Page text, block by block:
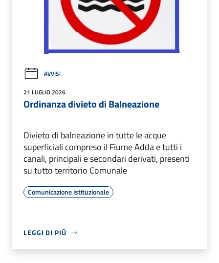
AVVISI
21 LUGLIO 2026
Ordinanza divieto di Balneazione
Divieto di balneazione in tutte le acque
superficiali compreso il Fiume Adda e tutti i
canali, principali e secondari derivati, presenti
su tutto territorio Comunale
Comunicazione istituzionale
LEGGI DI PIÙ